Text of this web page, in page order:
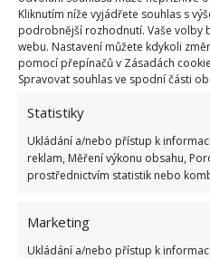
Kliknutím níže vyjádřete souhlas s
podrobnější rozhodnutí. Vaše volby
webu. Nastavení můžete kdykoli
pomocí přepínačů v Zásadách
Spravovat souhlas ve spodní části
Statistiky
Ukládání a/nebo přístup k
reklam, Měření výkonu obsahu,
prostřednictvím statistik nebo
Marketing
Ukládání a/nebo přístup k
svůj příbytek s sebou. A
na kolech . I její příběh
publikovali.